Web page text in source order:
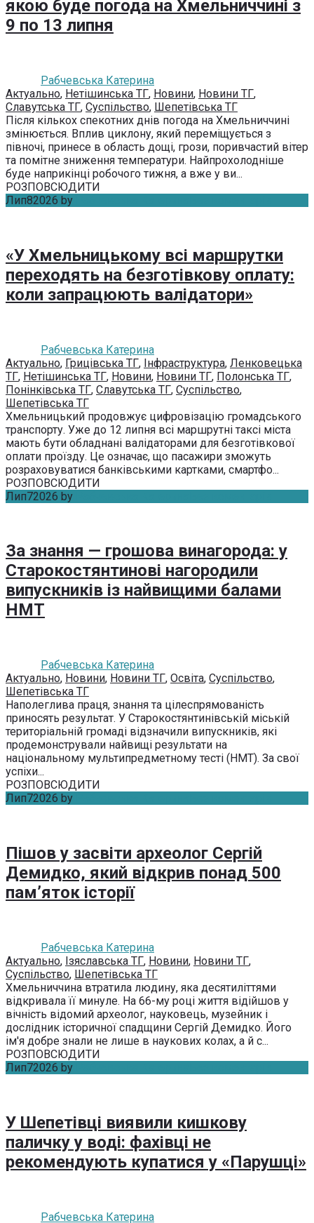
якою буде погода на Хмельниччині з
9 по 13 липня
Рабчевська Катерина
Актуально, Нетішинська ТГ, Новини, Новини ТГ,
Славутська ТГ, Суспільство, Шепетівська ТГ
Після кількох спекотних днів погода на Хмельниччині
змінюється. Вплив циклону, який переміщується з
півночі, принесе в область дощі, грози, поривчастий вітер
та помітне зниження температури. Найпрохолодніше
буде наприкінці робочого тижня, а вже у ви...
РОЗПОВСЮДИТИ
Лип82026 by
«У Хмельницькому всі маршрутки
переходять на безготівкову оплату:
коли запрацюють валідатори»
Рабчевська Катерина
Актуально, Грицівська ТГ, Інфраструктура, Ленковецька
ТГ, Нетішинська ТГ, Новини, Новини ТГ, Полонська ТГ,
Понінківська ТГ, Славутська ТГ, Суспільство,
Шепетівська ТГ
Хмельницький продовжує цифровізацію громадського
транспорту. Уже до 12 липня всі маршрутні таксі міста
мають бути обладнані валідаторами для безготівкової
оплати проїзду. Це означає, що пасажири зможуть
розраховуватися банківськими картками, смартфо...
РОЗПОВСЮДИТИ
Лип72026 by
За знання — грошова винагорода: у
Старокостянтинові нагородили
випускників із найвищими балами
НМТ
Рабчевська Катерина
Актуально, Новини, Новини ТГ, Освіта, Суспільство,
Шепетівська ТГ
Наполеглива праця, знання та цілеспрямованість
приносять результат. У Старокостянтинівській міській
територіальній громаді відзначили випускників, які
продемонстрували найвищі результати на
національному мультипредметному тесті (НМТ). За свої
успіхи...
РОЗПОВСЮДИТИ
Лип72026 by
Пішов у засвіти археолог Сергій
Демидко, який відкрив понад 500
пам’яток історії
Рабчевська Катерина
Актуально, Ізяславська ТГ, Новини, Новини ТГ,
Суспільство, Шепетівська ТГ
Хмельниччина втратила людину, яка десятиліттями
відкривала її минуле. На 66-му році життя відійшов у
вічність відомий археолог, науковець, музейник і
дослідник історичної спадщини Сергій Демидко. Його
ім'я добре знали не лише в наукових колах, а й с...
РОЗПОВСЮДИТИ
Лип72026 by
У Шепетівці виявили кишкову
паличку у воді: фахівці не
рекомендують купатися у «Парушці»
Рабчевська Катерина